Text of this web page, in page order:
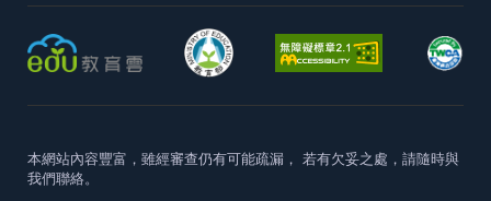
本網站內容豐富，雖經審查仍有可能疏漏， 若有欠妥之處，請隨時與
我們聯絡。